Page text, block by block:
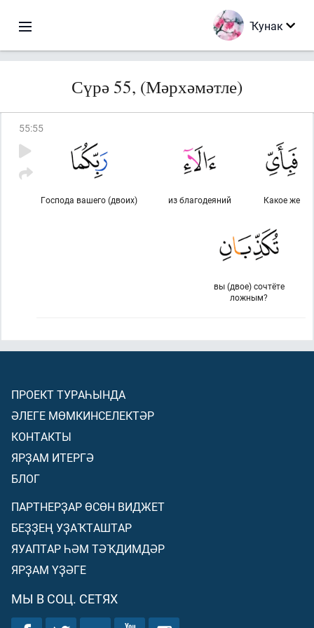
Ҡунак
Сүрә 55, (Мәрхәмәтле)
55:55
Какое же
из благодеяний
Господа вашего (двоих)
вы (двое) сочтёте
ложным?
ПРОЕКТ ТУРАҺЫНДА
ӘЛЕГЕ МӨМКИНСЕЛЕКТӘР
КОНТАКТЫ
ЯРҘАМ ИТЕРГӘ
БЛОГ
ПАРТНЕРҘАР ӨСӨН ВИДЖЕТ
БЕҘҘЕҢ УҘАҠТАШТАР
ЯУАПТАР ҺӘМ ТӘҠДИМДӘР
ЯРҘАМ ҮҘӘГЕ
МЫ В СОЦ. СЕТЯХ